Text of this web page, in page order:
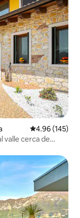
Calificación
4.96 (145)
valle cerca de